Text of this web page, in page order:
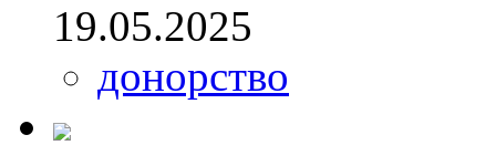
19.05.2025
донорство